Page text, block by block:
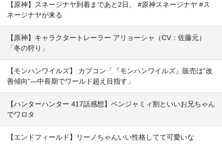
【原神】スネージナヤ到着まであと2日。 #原神スネージナヤ #ス
ネージナヤが来る
【原神】キャラクタートレーラー アリョーシャ（CV：佐藤元）
「冬の狩り」
【モンハンワイルズ】 カプコン「『モンハンワイルズ』販売は“改
善傾向”―中長期でワールド超え目指す」
【ハンターハンター 417話感想】ベンジャミィ割といいお兄ちゃん
でワロタ
【エンドフィールド】リーノちゃんいい性格してて可愛いな